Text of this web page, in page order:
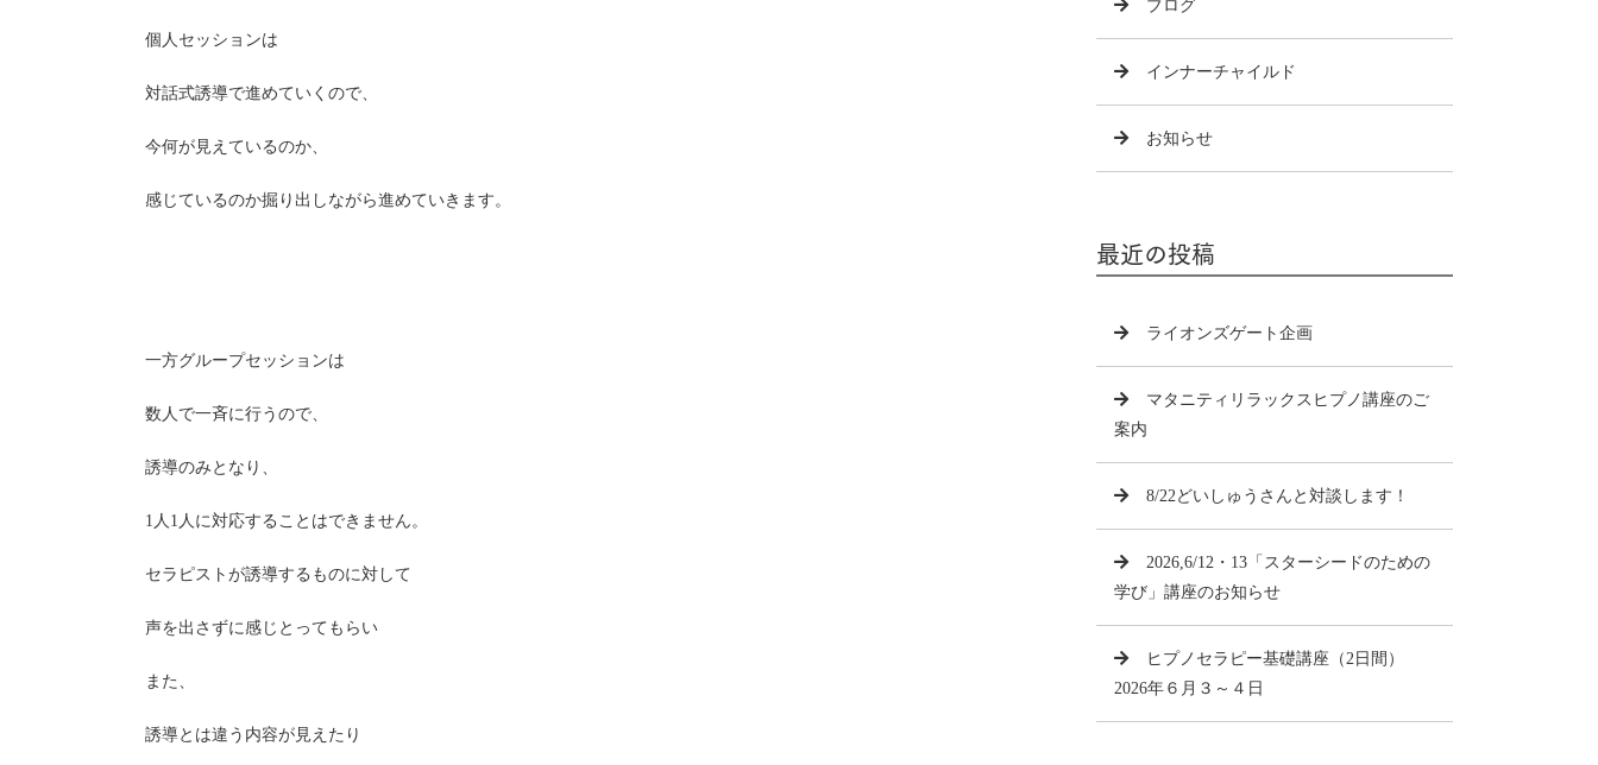
個人セッションは
対話式誘導で進めていくので、
今何が見えているのか、
感じているのか掘り出しながら進めていきます。
一方グループセッションは
数人で一斉に行うので、
誘導のみとなり、
1人1人に対応することはできません。
セラピストが誘導するものに対して
声を出さずに感じとってもらい
また、
誘導とは違う内容が見えたり
ブログ
インナーチャイルド
お知らせ
最近の投稿
ライオンズゲート企画
マタニティリラックスヒプノ講座のご
案内
8/22どいしゅうさんと対談します！
2026,6/12・13「スターシードのための
学び」講座のお知らせ
ヒプノセラピー基礎講座（2日間）
2026年６月３～４日